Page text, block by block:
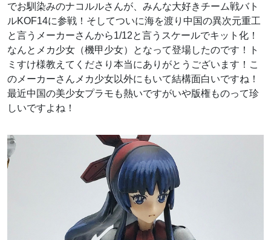
でお馴染みのナコルルさんが、みんな大好きチーム戦バト
ルKOF14に参戦！そしてついに海を渡り中国の異次元重工
と言うメーカーさんから1/12と言うスケールでキット化！
なんとメカ少女（機甲少女）となって登場したのです！ト
ミすけ様教えてくださり本当にありがとうございます！こ
のメーカーさんメカ少女以外にもいて結構面白いですね！
最近中国の美少女プラモも熱いですがいや版権ものって珍
しいですよね！